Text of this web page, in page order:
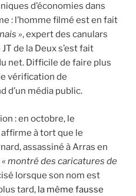
d’économies dans
: l’homme filmé est en fait
», expert des canulars
de la Deux s’est fait
net. Difficile de faire plus
vérification de
d’un média public.
: en octobre, le
à tort que le
assassiné à Arras en
« montré des caricatures de
lorsque son nom est
tard, la même fausse